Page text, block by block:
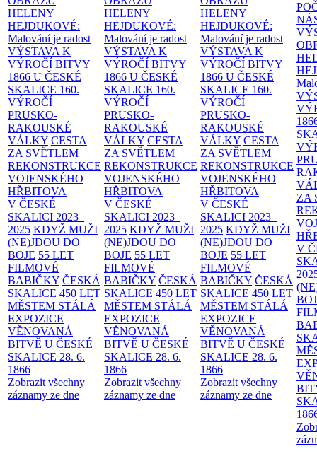
HELENY
HEJDUKOVÉ:
Malování je radost
VÝSTAVA K
VÝROČÍ BITVY
1866 U ČESKÉ
SKALICE 160.
VÝROČÍ
PRUSKO-
RAKOUSKÉ
VÁLKY CESTA
ZA SVĚTLEM
REKONSTRUKCE
VOJENSKÉHO
HŘBITOVA
V ČESKÉ
SKALICI 2023–
2025 KDYŽ MUŽI
(NE)JDOU DO
BOJE 55 LET
FILMOVÉ
BABIČKY ČESKÁ
SKALICE 450 LET
MĚSTEM STÁLÁ
EXPOZICE
VĚNOVANÁ
BITVĚ U ČESKÉ
SKALICE 28. 6.
1866
Zobrazit všechny
záznamy ze dne
HELENY
HEJDUKOVÉ:
Malování je radost
VÝSTAVA K
VÝROČÍ BITVY
1866 U ČESKÉ
SKALICE 160.
VÝROČÍ
PRUSKO-
RAKOUSKÉ
VÁLKY CESTA
ZA SVĚTLEM
REKONSTRUKCE
VOJENSKÉHO
HŘBITOVA
V ČESKÉ
SKALICI 2023–
2025 KDYŽ MUŽI
(NE)JDOU DO
BOJE 55 LET
FILMOVÉ
BABIČKY ČESKÁ
SKALICE 450 LET
MĚSTEM STÁLÁ
EXPOZICE
VĚNOVANÁ
BITVĚ U ČESKÉ
SKALICE 28. 6.
1866
Zobrazit všechny
záznamy ze dne
HELENY
HEJDUKOVÉ:
Malování je radost
VÝSTAVA K
VÝROČÍ BITVY
1866 U ČESKÉ
SKALICE 160.
VÝROČÍ
PRUSKO-
RAKOUSKÉ
VÁLKY CESTA
ZA SVĚTLEM
REKONSTRUKCE
VOJENSKÉHO
HŘBITOVA
V ČESKÉ
SKALICI 2023–
2025 KDYŽ MUŽI
(NE)JDOU DO
BOJE 55 LET
FILMOVÉ
BABIČKY ČESKÁ
SKALICE 450 LET
MĚSTEM STÁLÁ
EXPOZICE
VĚNOVANÁ
BITVĚ U ČESKÉ
SKALICE 28. 6.
1866
Zobrazit všechny
záznamy ze dne
ZA
V